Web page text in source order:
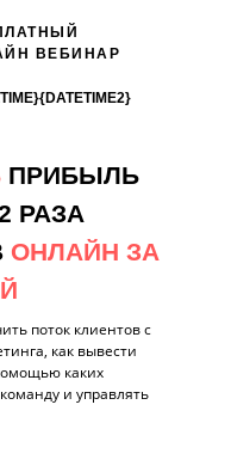
ПРИБЫЛЬ
РАЗА
ОНЛАЙН ЗА
поток клиентов с
как вывести
каких
и управлять
ВЕБИНАР